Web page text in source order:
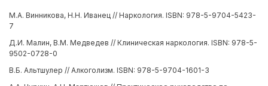
М.А. Винникова, Н.Н. Иванец // Наркология. ISBN: 978-5-9704-5423-
7
Д.И. Малин, В.М. Медведев // Клиническая наркология. ISBN: 978-5-
9502-0728-0
В.Б. Альтшулер // Алкоголизм. ISBN: 978-5-9704-1601-3